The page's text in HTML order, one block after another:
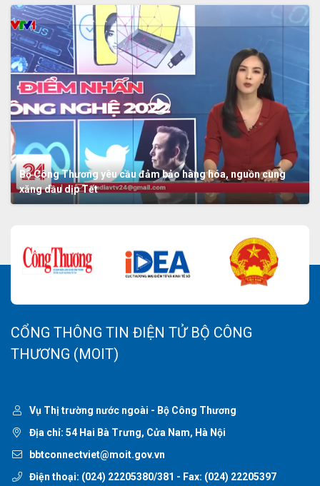
Bộ Công Thương yêu cầu đảm bảo hàng hóa, nguồn cung
xăng dầu dịp Tết
CỔNG THÔNG TIN ĐIỆN TỬ BỘ CÔNG
THƯƠNG (MOIT)
Vụ Thị trường nước ngoài - Bộ Công Thương
Địa chỉ: 54 Hai Bà Trưng, Cửa Nam, Hà Nội
bbtconnectviet@moit.gov.vn
Điện thoại: (024) 22205380/381 - Fax: (024) 22205397